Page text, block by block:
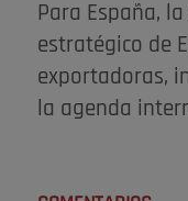
Para España,
estratégico de
exportadoras,
la agenda